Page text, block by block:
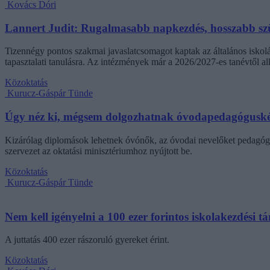
Kovács Dóri
Lannert Judit: Rugalmasabb napkezdés, hosszabb
Tizennégy pontos szakmai javaslatcsomagot kaptak az általános
tapasztalati tanulásra. Az intézmények már a 2026/2027-es tanévtől
Közoktatás
Kurucz-Gáspár Tünde
Úgy néz ki, mégsem dolgozhatnak
Kizárólag diplomások lehetnek óvónők, az óvodai nevelőket
szervezet az oktatási minisztériumhoz nyújtott be.
Közoktatás
Kurucz-Gáspár Tünde
Nem kell igényelni a 100 ezer forintos iskolakezdési
A juttatás 400 ezer rászoruló gyereket érint.
Közoktatás